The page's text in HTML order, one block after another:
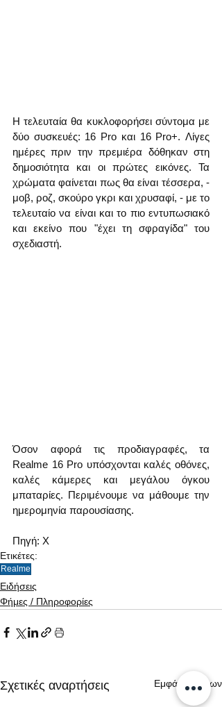
Η τελευταία θα κυκλοφορήσει σύντομα με
δύο συσκευές: 16 Pro και 16 Pro+. Λίγες
ημέρες πριν την πρεμιέρα δόθηκαν στη
δημοσιότητα και οι πρώτες εικόνες. Τα
χρώματα φαίνεται πως θα είναι τέσσερα, -
μοβ, ροζ, σκούρο γκρι και χρυσαφί, - με το
τελευταίο να είναι και το πιο εντυπωσιακό
και εκείνο που "έχει τη σφραγίδα" του
σχεδιαστή.
Όσον αφορά τις προδιαγραφές, τα
Realme 16 Pro υπόσχονται καλές οθόνες,
καλές κάμερες και μεγάλου όγκου
μπαταρίες. Περιμένουμε να μάθουμε την
ημερομηνία παρουσίασης.
Πηγή: Χ
Ετικέτες:
Realme
Ειδήσεις
Φήμες / Πληροφορίες
Σχετικές αναρτήσεις Εμφάνιση όλων